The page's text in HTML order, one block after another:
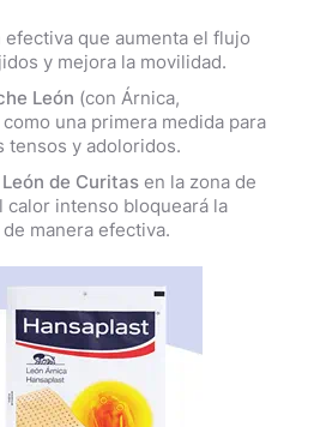
que aumenta el flujo
y mejora la movilidad.
León (con Árnica,
una primera medida para
tensos y adoloridos.
de Curitas en la zona de
calor intenso bloqueará la
manera efectiva.